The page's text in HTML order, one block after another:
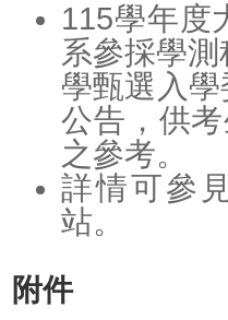
115學年度
系參採學
學甄選入
公告，供
之參考。
詳情可參
站。
附件